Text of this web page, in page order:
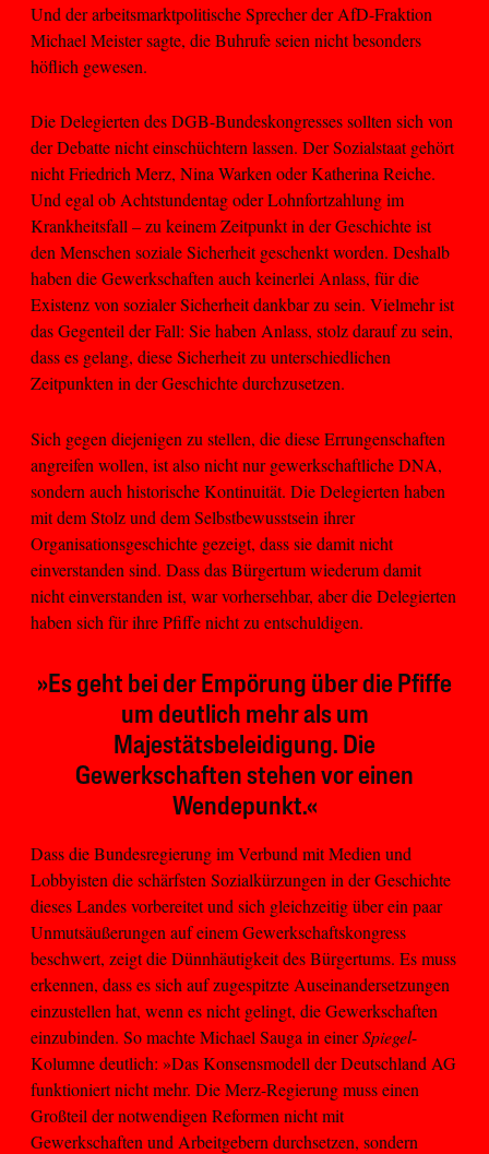
Und der arbeitsmarktpolitische Sprecher der AfD-Fraktion
Michael Meister sagte, die Buhrufe seien nicht besonders
höflich gewesen.
Die Delegierten des DGB-Bundeskongresses sollten sich von
der Debatte nicht einschüchtern lassen. Der Sozialstaat gehört
nicht Friedrich Merz, Nina Warken oder Katherina Reiche.
Und egal ob Achtstundentag oder Lohnfortzahlung im
Krankheitsfall – zu keinem Zeitpunkt in der Geschichte ist
den Menschen soziale Sicherheit geschenkt worden. Deshalb
haben die Gewerkschaften auch keinerlei Anlass, für die
Existenz von sozialer Sicherheit dankbar zu sein. Vielmehr ist
das Gegenteil der Fall: Sie haben Anlass, stolz darauf zu sein,
dass es gelang, diese Sicherheit zu unterschiedlichen
Zeitpunkten in der Geschichte durchzusetzen.
Sich gegen diejenigen zu stellen, die diese Errungenschaften
angreifen wollen, ist also nicht nur gewerkschaftliche DNA,
sondern auch historische Kontinuität. Die Delegierten haben
mit dem Stolz und dem Selbstbewusstsein ihrer
Organisationsgeschichte gezeigt, dass sie damit nicht
einverstanden sind. Dass das Bürgertum wiederum damit
nicht einverstanden ist, war vorhersehbar, aber die Delegierten
haben sich für ihre Pfiffe nicht zu entschuldigen.
»Es geht bei der Empörung über die Pfiffe
um deutlich mehr als um
Majestätsbeleidigung. Die
Gewerkschaften stehen vor einen
Wendepunkt.«
Dass die Bundesregierung im Verbund mit Medien und
Lobbyisten die schärfsten Sozialkürzungen in der Geschichte
dieses Landes vorbereitet und sich gleichzeitig über ein paar
Unmutsäußerungen auf einem Gewerkschaftskongress
beschwert, zeigt die Dünnhäutigkeit des Bürgertums. Es muss
erkennen, dass es sich auf zugespitzte Auseinandersetzungen
einzustellen hat, wenn es nicht gelingt, die Gewerkschaften
einzubinden. So machte Michael Sauga in einerSpiegel-
Kolumne deutlich: »Das Konsensmodell der Deutschland AG
funktioniert nicht mehr. Die Merz-Regierung muss einen
Großteil der notwendigen Reformen nicht mit
Gewerkschaften und Arbeitgebern durchsetzen, sondern